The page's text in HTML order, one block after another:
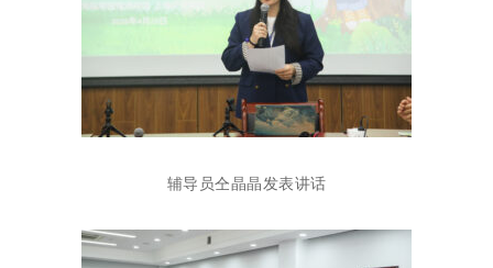
辅导员仝晶晶发表讲话